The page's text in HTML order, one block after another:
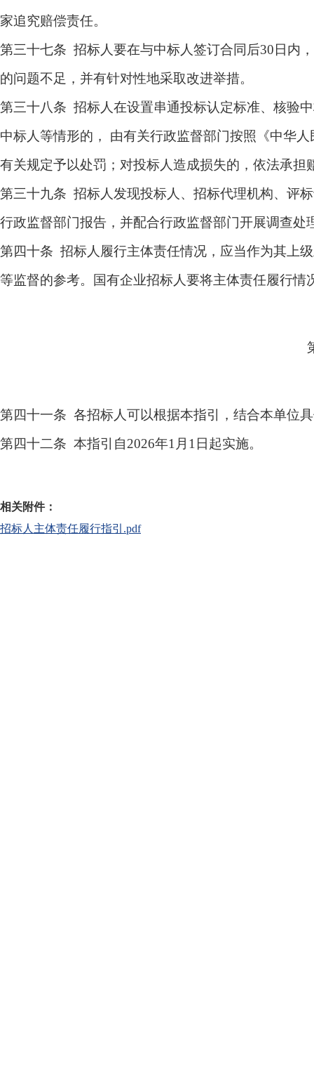
家追究赔偿责任。
第三十七条 招标人要在与中标人签订合同后30日内
的问题不足，并有针对性地采取改进举措。
第三十八条 招标人在设置串通投标认定标准、核验
中标人等情形的， 由有关行政监督部门按照《中华
有关规定予以处罚；对投标人造成损失的，依法承担
第三十九条 招标人发现投标人、招标代理机构、评
行政监督部门报告，并配合行政监督部门开展调查处
第四十条 招标人履行主体责任情况，应当作为其上
等监督的参考。国有企业招标人要将主体责任履行
第四十一条 各招标人可以根据本指引，结合本单位
第四十二条 本指引自2026年1月1日起实施。
相关附件：
招标人主体责任履行指引.pdf